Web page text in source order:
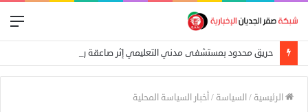
حريق محدود بمستشفى مدني التعليمي إثر صاعقة رعدية
الرئيسية /السياسة /أخبار السياسة المحلية